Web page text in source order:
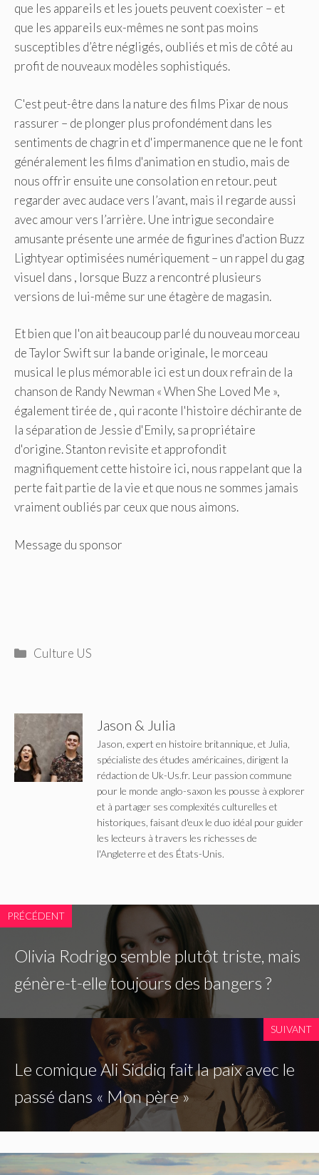
que les appareils et les jouets peuvent coexister – et
que les appareils eux-mêmes ne sont pas moins
susceptibles d’être négligés, oubliés et mis de côté au
profit de nouveaux modèles sophistiqués.
C'est peut-être dans la nature des films Pixar de nous
rassurer – de plonger plus profondément dans les
sentiments de chagrin et d'impermanence que ne le font
généralement les films d'animation en studio, mais de
nous offrir ensuite une consolation en retour. peut
regarder avec audace vers l’avant, mais il regarde aussi
avec amour vers l’arrière. Une intrigue secondaire
amusante présente une armée de figurines d'action Buzz
Lightyear optimisées numériquement – un rappel du gag
visuel dans , lorsque Buzz a rencontré plusieurs
versions de lui-même sur une étagère de magasin.
Et bien que l'on ait beaucoup parlé du nouveau morceau
de Taylor Swift sur la bande originale, le morceau
musical le plus mémorable ici est un doux refrain de la
chanson de Randy Newman « When She Loved Me »,
également tirée de , qui raconte l'histoire déchirante de
la séparation de Jessie d'Emily, sa propriétaire
d'origine. Stanton revisite et approfondit
magnifiquement cette histoire ici, nous rappelant que la
perte fait partie de la vie et que nous ne sommes jamais
vraiment oubliés par ceux que nous aimons.
Message du sponsor
Catégories
Culture US
Jason & Julia
Jason, expert en histoire britannique, et Julia,
spécialiste des études américaines, dirigent la
rédaction de Uk-Us.fr. Leur passion commune
pour le monde anglo-saxon les pousse à explorer
et à partager ses complexités culturelles et
historiques, faisant d'eux le duo idéal pour guider
les lecteurs à travers les richesses de
l'Angleterre et des États-Unis.
PRÉCÉDENT
Olivia Rodrigo semble plutôt triste, mais
génère-t-elle toujours des bangers ?
SUIVANT
Le comique Ali Siddiq fait la paix avec le
passé dans « Mon père »